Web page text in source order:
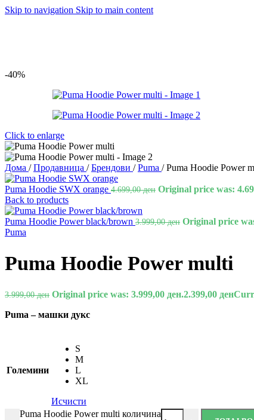
Skip to navigation Skip to main content
-40%
Click to enlarge
Дома / Продавница / Брендови / Puma / Puma Hoodie Power
Puma Hoodie SWX orange 4.699,00ден Original price was:
Back to products
Puma Hoodie Power black/brown 3.999,00ден Original price
Puma
Puma Hoodie Power multi
3.999,00ден Original price was: 3.999,00 ден.2.399,00 ден
Puma – машки дукс
Големини
S
M
L
XL
Исчисти
Puma Hoodie Power multi количина